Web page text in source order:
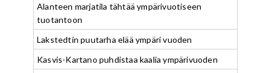
Alanteen marjatila tähtää ympärivuotiseen
tuotantoon
Lakstedtin puutarha elää ympäri vuoden
Kasvis-Kartano puhdistaa kaalia ympärivuoden